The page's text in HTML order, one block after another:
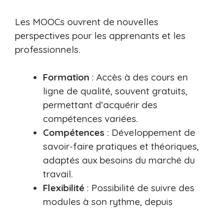
Les MOOCs ouvrent de nouvelles
perspectives pour les apprenants et les
professionnels.
Formation : Accès à des cours en
ligne de qualité, souvent gratuits,
permettant d’acquérir des
compétences variées.
Compétences : Développement de
savoir-faire pratiques et théoriques,
adaptés aux besoins du marché du
travail.
Flexibilité : Possibilité de suivre des
modules à son rythme, depuis